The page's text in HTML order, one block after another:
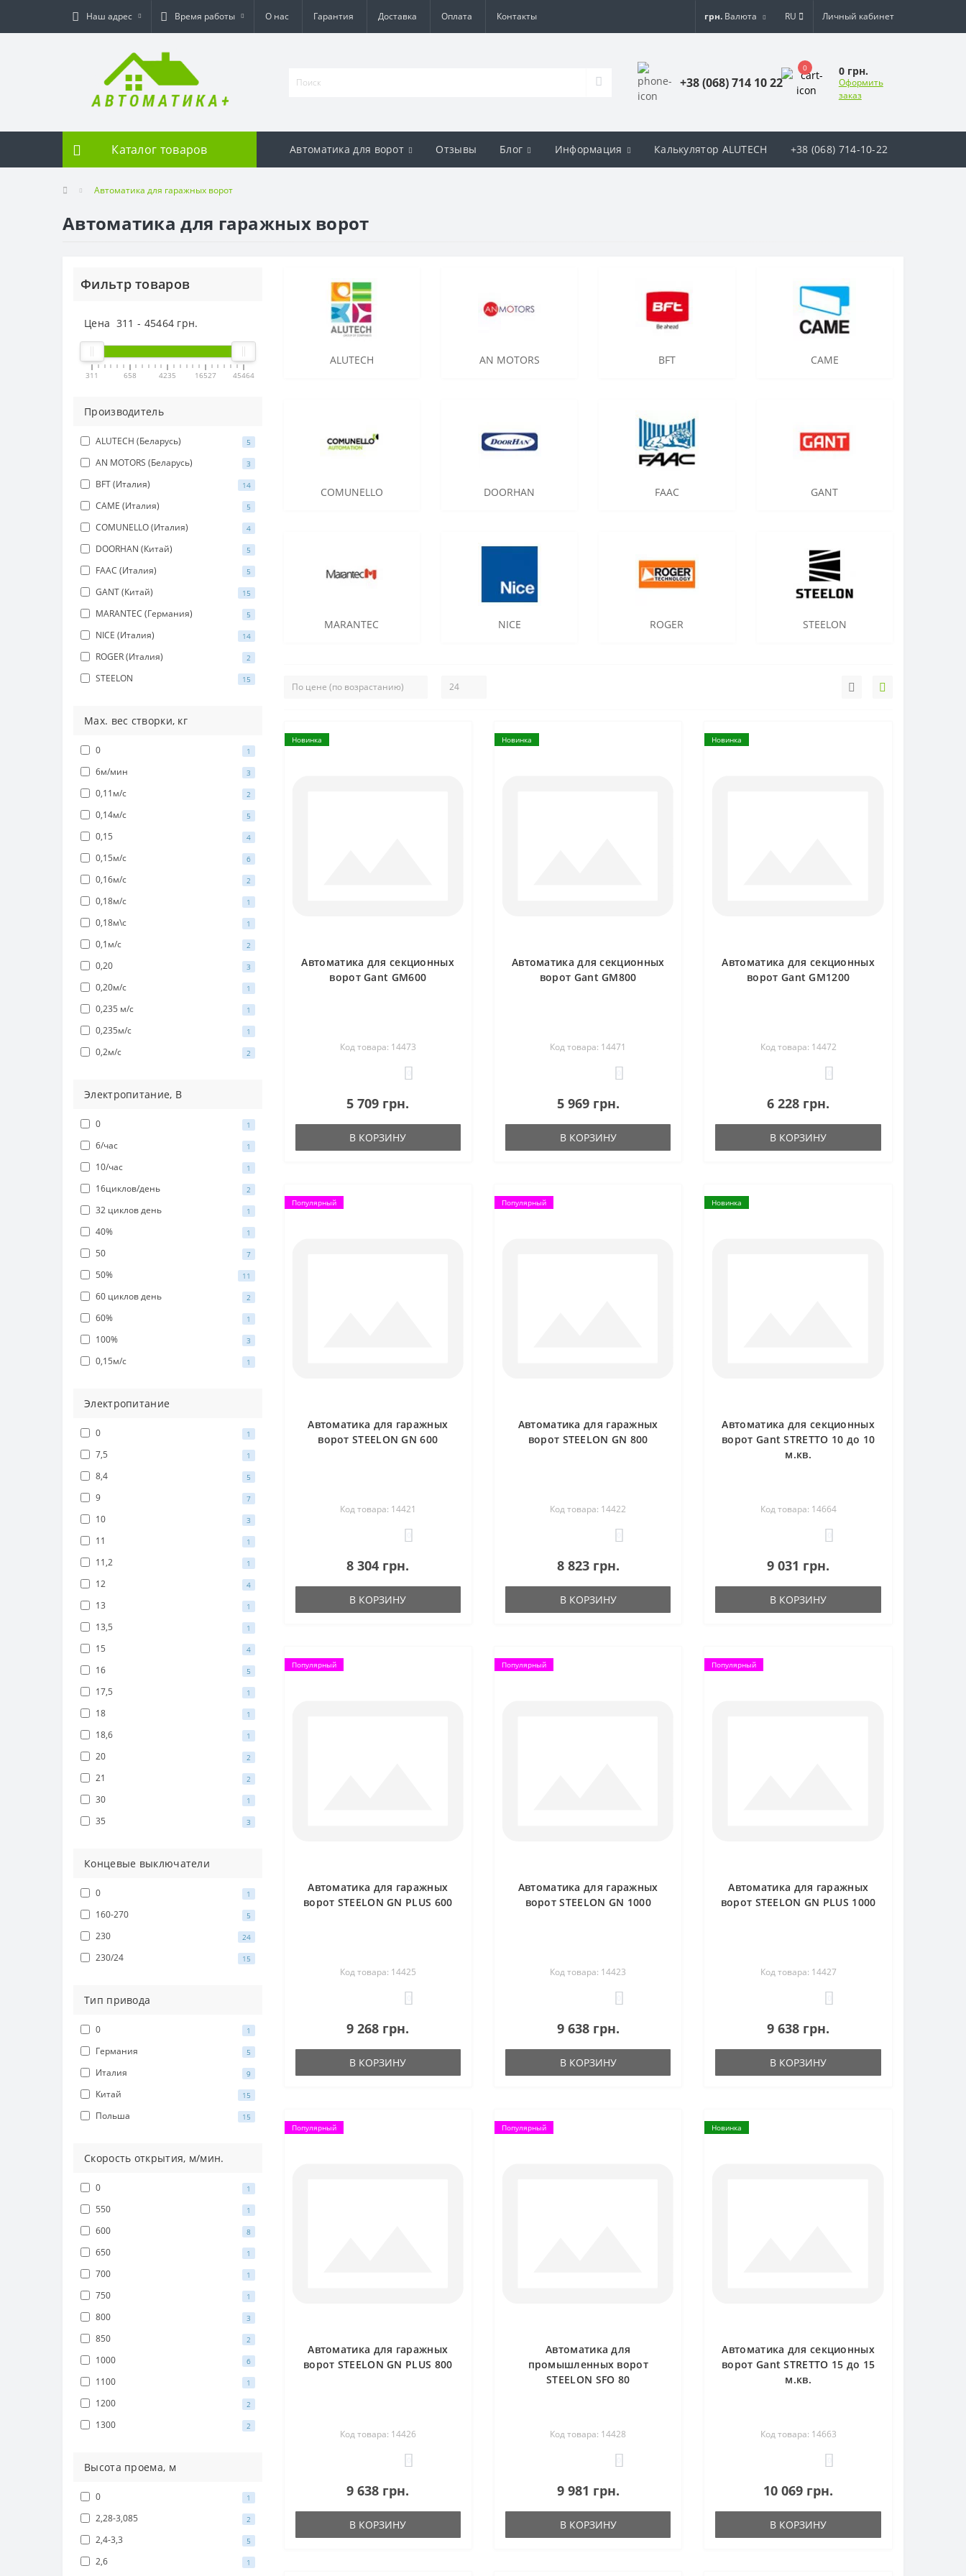
Наш адрес Время работы О нас Гарантия Доставка Оплата Контакты грн. Валюта RU Личный кабинет
+38 (068) 714 10 22
0 0 грн.
Оформить
заказ
Каталог товаров Автоматика для ворот Отзывы Блог Информация Калькулятор ALUTECH +38 (068) 714-10-22
Автоматика для гаражных ворот
Автоматика для гаражных ворот
Фильтр товаров
Цена 311 - 45464 грн.
311 658 4235 16527 45464
Производитель
ALUTECH (Беларусь) 5
AN MOTORS (Беларусь) 3
BFT (Италия) 14
CAME (Италия) 5
COMUNELLO (Италия) 4
DOORHAN (Китай) 5
FAAC (Италия) 5
GANT (Китай) 15
MARANTEC (Германия) 5
NICE (Италия) 14
ROGER (Италия) 2
STEELON 15
Мах. вес створки, кг
0 1
6м/мин 3
0,11м/с 2
0,14м/с 5
0,15 4
0,15м/с 6
0,16м/с 2
0,18м/с 1
0,18м\с 1
0,1м/с 2
0,20 3
0,20м/с 1
0,235 м/с 1
0,235м/с 1
0,2м/с 2
Электропитание, В
0 1
6/час 1
10/час 1
16циклов/день 2
32 циклов день 1
40% 1
50 7
50% 11
60 циклов день 2
60% 1
100% 3
0,15м/с 1
Электропитание
0 1
7,5 1
8,4 5
9 7
10 3
11 1
11,2 1
12 4
13 1
13,5 1
15 4
16 5
17,5 1
18 1
18,6 1
20 2
21 2
30 1
35 3
Концевые выключатели
0 1
160-270 5
230 24
230/24 15
Тип привода
0 1
Германия 5
Италия 9
Китай 15
Польша 15
Скорость открытия, м/мин.
0 1
550 1
600 8
650 1
700 1
750 1
800 3
850 2
1000 6
1100 1
1200 2
1300 2
Высота проема, м
0 1
2,28-3,085 2
2,4-3,3 5
2,6 1
ALUTECH AN MOTORS BFT CAME
COMUNELLO DOORHAN FAAC GANT
MARANTEC NICE ROGER STEELON
Новинка
Автоматика для секционных
ворот Gant GM600
Код товара: 14473
5 709 грн.
В КОРЗИНУ
Новинка
Автоматика для секционных
ворот Gant GM800
Код товара: 14471
5 969 грн.
В КОРЗИНУ
Новинка
Автоматика для секционных
ворот Gant GM1200
Код товара: 14472
6 228 грн.
В КОРЗИНУ
Популярный
Автоматика для гаражных
ворот STEELON GN 600
Код товара: 14421
8 304 грн.
В КОРЗИНУ
Популярный
Автоматика для гаражных
ворот STEELON GN 800
Код товара: 14422
8 823 грн.
В КОРЗИНУ
Новинка
Автоматика для секционных
ворот Gant STRETTO 10 до 10
м.кв.
Код товара: 14664
9 031 грн.
В КОРЗИНУ
Популярный
Автоматика для гаражных
ворот STEELON GN PLUS 600
Код товара: 14425
9 268 грн.
В КОРЗИНУ
Популярный
Автоматика для гаражных
ворот STEELON GN 1000
Код товара: 14423
9 638 грн.
В КОРЗИНУ
Популярный
Автоматика для гаражных
ворот STEELON GN PLUS 1000
Код товара: 14427
9 638 грн.
В КОРЗИНУ
Популярный
Автоматика для гаражных
ворот STEELON GN PLUS 800
Код товара: 14426
9 638 грн.
В КОРЗИНУ
Популярный
Автоматика для
промышленных ворот
STEELON SFO 80
Код товара: 14428
9 981 грн.
В КОРЗИНУ
Новинка
Автоматика для секционных
ворот Gant STRETTO 15 до 15
м.кв.
Код товара: 14663
10 069 грн.
В КОРЗИНУ